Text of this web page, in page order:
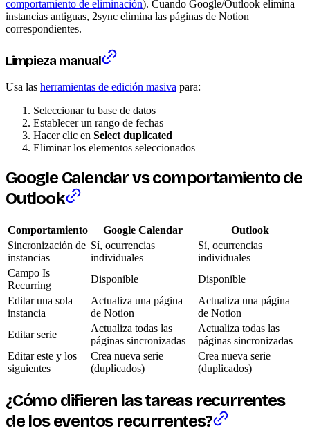
comportamiento de eliminación). Cuando Google/Outlook elimina
instancias antiguas, 2sync elimina las páginas de Notion
correspondientes.
Limpieza manual
Usa las herramientas de edición masiva para:
Seleccionar tu base de datos
Establecer un rango de fechas
Hacer clic en Select duplicated
Eliminar los elementos seleccionados
Google Calendar vs comportamiento de
Outlook
Comportamiento Google Calendar
Outlook
Sincronización de
instancias
Sí, ocurrencias
individuales
Sí, ocurrencias
individuales
Campo Is
Recurring
Disponible
Disponible
Editar una sola
instancia
Actualiza una página
de Notion
Actualiza una página
de Notion
Editar serie
Actualiza todas las
páginas sincronizadas
Actualiza todas las
páginas sincronizadas
Editar este y los
siguientes
Crea nueva serie
(duplicados)
Crea nueva serie
(duplicados)
¿Cómo difieren las tareas recurrentes
de los eventos recurrentes?